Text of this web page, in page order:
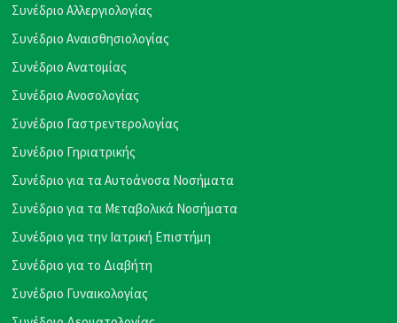
Συνέδριο Αλλεργιολογίας
Συνέδριο Αναισθησιολογίας
Συνέδριο Ανατομίας
Συνέδριο Ανοσολογίας
Συνέδριο Γαστρεντερολογίας
Συνέδριο Γηριατρικής
Συνέδριο για τα Αυτοάνοσα Νοσήματα
Συνέδριο για τα Μεταβολικά Νοσήματα
Συνέδριο για την Ιατρική Επιστήμη
Συνέδριο για το Διαβήτη
Συνέδριο Γυναικολογίας